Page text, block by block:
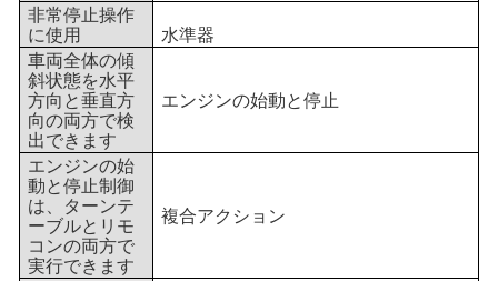
非常停止操作
に使用
水準器
車両全体の傾
斜状態を水平
方向と垂直方
向の両方で検
出できます
エンジンの始動と停止
エンジンの始
動と停止制御
は、ターンテ
ーブルとリモ
コンの両方で
実行できます
複合アクション